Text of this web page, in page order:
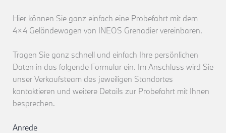
Hier können Sie ganz einfach eine Probefahrt mit dem
4×4 Geländewagen von INEOS Grenadier vereinbaren.
Tragen Sie ganz schnell und einfach Ihre persönlichen
Daten in das folgende Formular ein. Im Anschluss wird Sie
unser Verkaufsteam des jeweiligen Standortes
kontaktieren und weitere Details zur Probefahrt mit Ihnen
besprechen.
Anrede